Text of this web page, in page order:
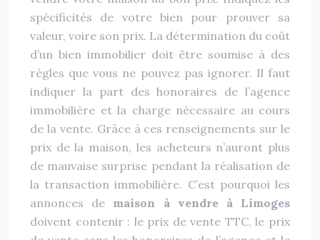
spécificités de votre bien pour prouver sa
valeur, voire son prix. La détermination du coût
d’un bien immobilier doit être soumise à des
règles que vous ne pouvez pas ignorer. Il faut
indiquer la part des honoraires de l’agence
immobilière et la charge nécessaire au cours
de la vente. Grâce à ces renseignements sur le
prix de la maison, les acheteurs n’auront plus
de mauvaise surprise pendant la réalisation de
la transaction immobilière. C’est pourquoi les
annonces de maison à vendre à Limoges
doivent contenir : le prix de vente TTC, le prix